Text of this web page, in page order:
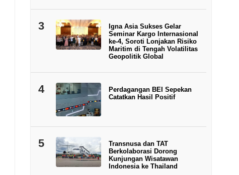
3
Igna Asia Sukses Gelar
Seminar Kargo Internasional
ke-4, Soroti Lonjakan Risiko
Maritim di Tengah Volatilitas
Geopolitik Global
4
Perdagangan BEI Sepekan
Catatkan Hasil Positif
5
Transnusa dan TAT
Berkolaborasi Dorong
Kunjungan Wisatawan
Indonesia ke Thailand